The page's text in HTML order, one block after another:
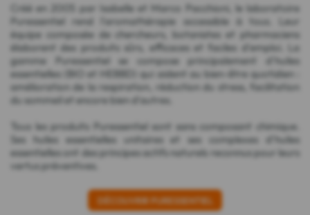
Créé en 2005 par Isabelle et Marco Pacchioni, le laboratoire
Puressentiel rend l'aromathérapie accessible à tous. Leur
équipe composée de chercheurs, botanistes et pharmaciens
élaborent des produits sûrs, efficaces et faciles d'emploi. La
gamme Puressentiel se compose principalement d'huiles
essentielles (BIO et HEBBD) qui aident au bien-être quotidien :
amélioration de la respiration, réduction du stress, facilitation
du sommeil et encore bien d'autres.
Tous les produits Puressentiel sont sans composant chimique.
Ses huiles essentielles unitaires et ses complexes d'huiles
essentielles ont des principes actifs naturels reconnus pour leurs
vertus préventives.
DÉCOUVRIR PURESSENTIEL